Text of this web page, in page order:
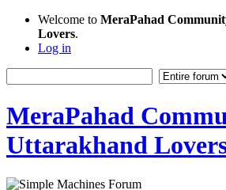
Welcome to MeraPahad
Lovers.
Log in
MeraPahad
Uttarakhand